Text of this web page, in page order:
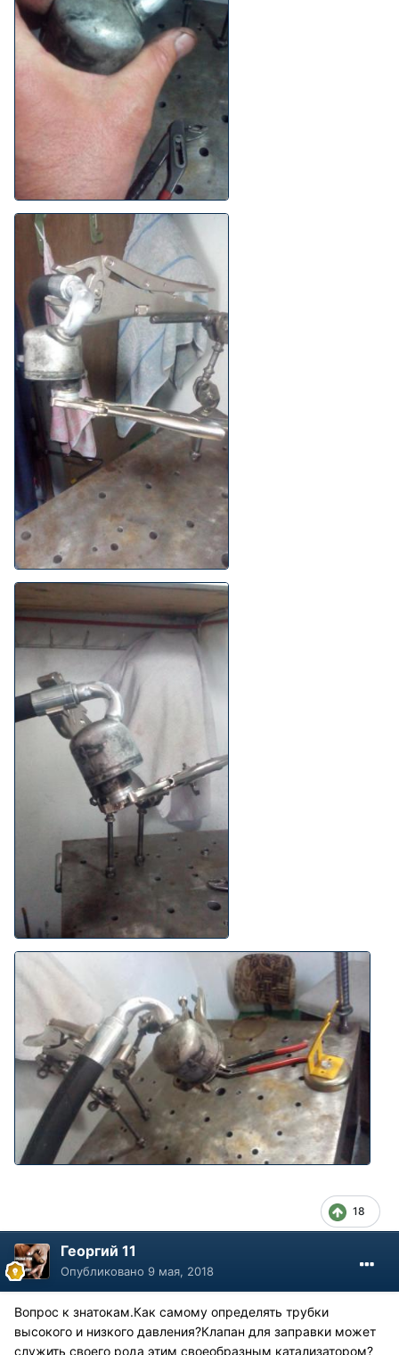
18
Георгий 11
Опубликовано 9 мая, 2018
Вопрос к знатокам.Как самому определять трубки
высокого и низкого давления?Клапан для заправки может
служить своего рода этим своеобразным катализатором?